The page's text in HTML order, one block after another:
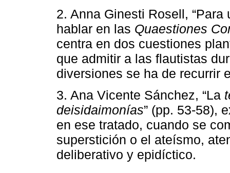
2. Anna Ginesti Rosell,
hablar en las Quaestiones
centra en dos cuestiones
que admitir a las flautistas
diversiones se ha de recurrir
3. Ana Vicente Sánchez, “La
deisidaimonías” (pp. 53-58),
en ese tratado, cuando se
superstición o el ateísmo,
deliberativo y epidíctico.